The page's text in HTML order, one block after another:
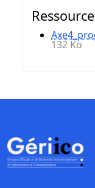
132 Ko